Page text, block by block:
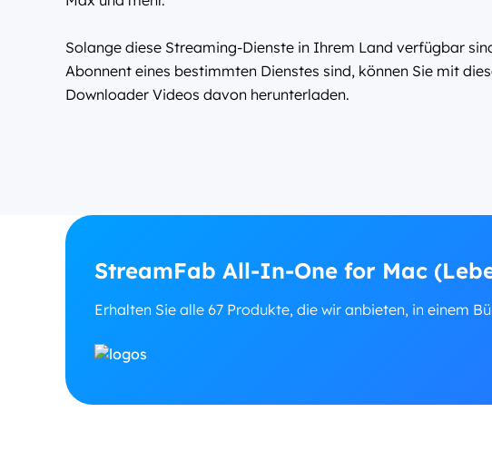
Solange diese Streaming-Dienste in Ihrem Land verfügbar
Abonnent eines bestimmten Dienstes sind, können Sie mit
Downloader Videos davon herunterladen.
StreamFab All-In-One for Mac
Erhalten Sie alle 67 Produkte, die wir anbieten, in einem